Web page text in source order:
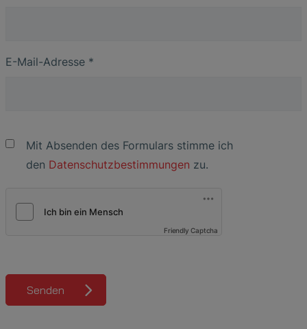
E-Mail-Adresse *
Mit Absenden des Formulars stimme ich
den Datenschutzbestimmungen zu.
Friendly Captcha
Senden